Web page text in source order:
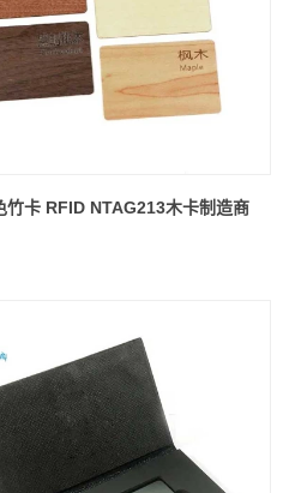
竹卡 RFID NTAG213木卡制造商